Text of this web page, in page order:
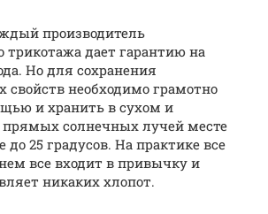
производитель
трикотажа дает гарантию на
Но для сохранения
свойств необходимо грамотно
и хранить в сухом и
солнечных лучей месте
до 25 градусов. На практике все
все входит в привычку и
никаких хлопот.